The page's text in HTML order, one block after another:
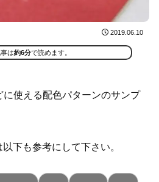
2019.06.10
は約6分で読めます。
使える配色パターンのサンプ
下も参考にして下さい。